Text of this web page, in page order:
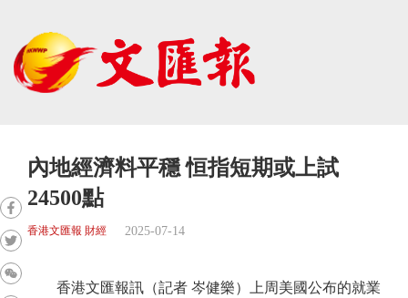
內地經濟料平穩 恒指短期或上試
24500點
香港文匯報 財經 2025-07-14
香港文匯報訊（記者 岑健樂）上周美國公布的就業